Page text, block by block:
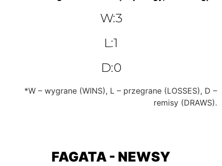
W:3
L:1
D:0
*W – wygrane (WINS), L – przegrane (LOSSES), D –
remisy (DRAWS).
FAGATA - NEWSY